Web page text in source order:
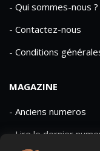
- Qui sommes-nous ?
- Contactez-nous
- Conditions
MAGAZINE
- Anciens numeros
- Lire le dernier